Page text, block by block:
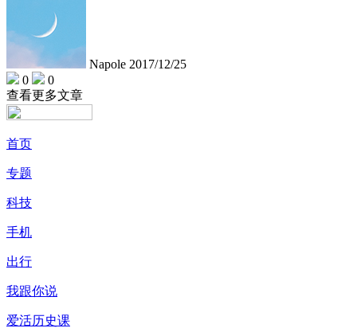
Napole 2017/12/25
0
0
查看更多文章
首页
专题
科技
手机
出行
我跟你说
爱活历史课